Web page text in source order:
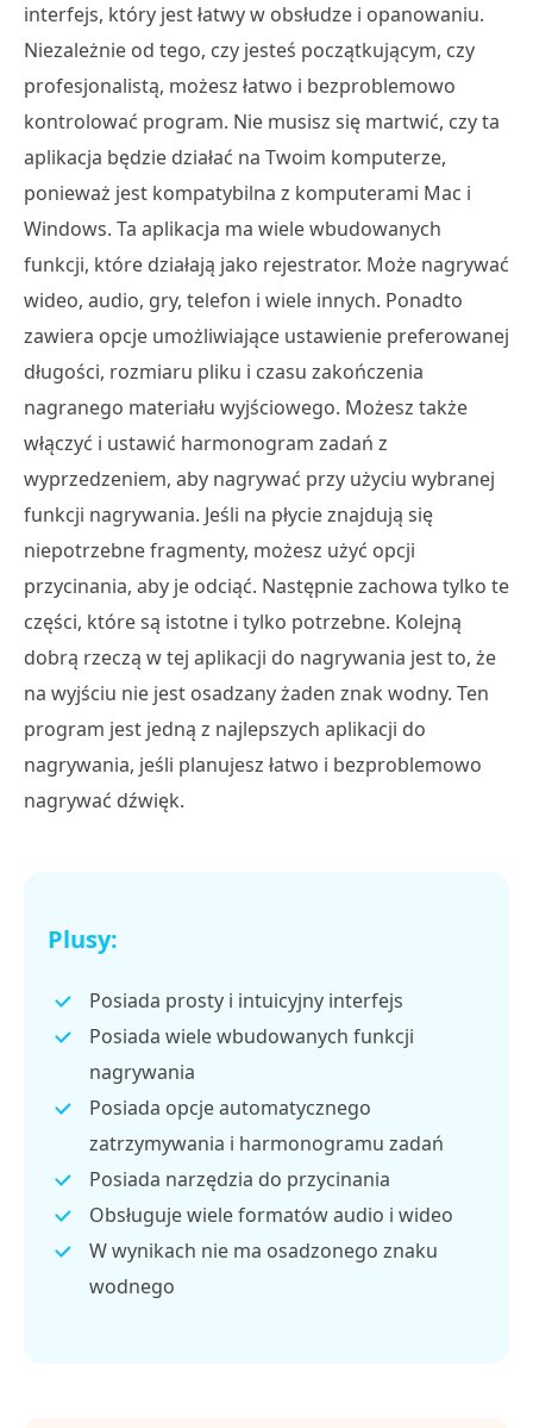
interfejs, który jest łatwy w obsłudze i opanowaniu.
Niezależnie od tego, czy jesteś początkującym, czy
profesjonalistą, możesz łatwo i bezproblemowo
kontrolować program. Nie musisz się martwić, czy ta
aplikacja będzie działać na Twoim komputerze,
ponieważ jest kompatybilna z komputerami Mac i
Windows. Ta aplikacja ma wiele wbudowanych
funkcji, które działają jako rejestrator. Może nagrywać
wideo, audio, gry, telefon i wiele innych. Ponadto
zawiera opcje umożliwiające ustawienie preferowanej
długości, rozmiaru pliku i czasu zakończenia
nagranego materiału wyjściowego. Możesz także
włączyć i ustawić harmonogram zadań z
wyprzedzeniem, aby nagrywać przy użyciu wybranej
funkcji nagrywania. Jeśli na płycie znajdują się
niepotrzebne fragmenty, możesz użyć opcji
przycinania, aby je odciąć. Następnie zachowa tylko te
części, które są istotne i tylko potrzebne. Kolejną
dobrą rzeczą w tej aplikacji do nagrywania jest to, że
na wyjściu nie jest osadzany żaden znak wodny. Ten
program jest jedną z najlepszych aplikacji do
nagrywania, jeśli planujesz łatwo i bezproblemowo
nagrywać dźwięk.
Plusy:
Posiada prosty i intuicyjny interfejs
Posiada wiele wbudowanych funkcji
nagrywania
Posiada opcje automatycznego
zatrzymywania i harmonogramu zadań
Posiada narzędzia do przycinania
Obsługuje wiele formatów audio i wideo
W wynikach nie ma osadzonego znaku
wodnego